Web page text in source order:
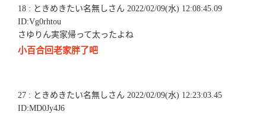
18 : ときめきたい名無しさん 2022/02/09(水) 12:08:45.09
ID:Vg0rhtou
さゆりん実家帰って太ったよね
小百合回老家胖了吧
27 : ときめきたい名無しさん 2022/02/09(水) 12:23:03.45
ID:MD0Jy4J6